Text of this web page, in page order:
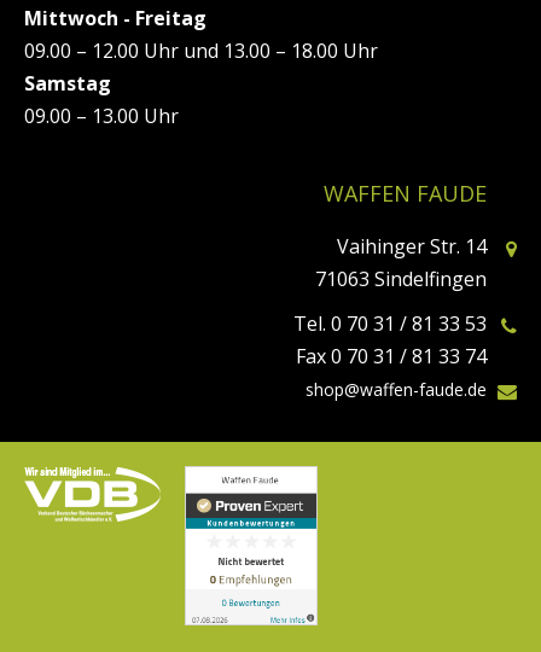
Mittwoch - Freitag
09.00 – 12.00 Uhr und 13.00 – 18.00 Uhr
Samstag
09.00 – 13.00 Uhr
WAFFEN FAUDE
Vaihinger Str. 14
71063 Sindelfingen
Tel. 0 70 31 / 81 33 53
Fax 0 70 31 / 81 33 74
shop@waffen-faude.de